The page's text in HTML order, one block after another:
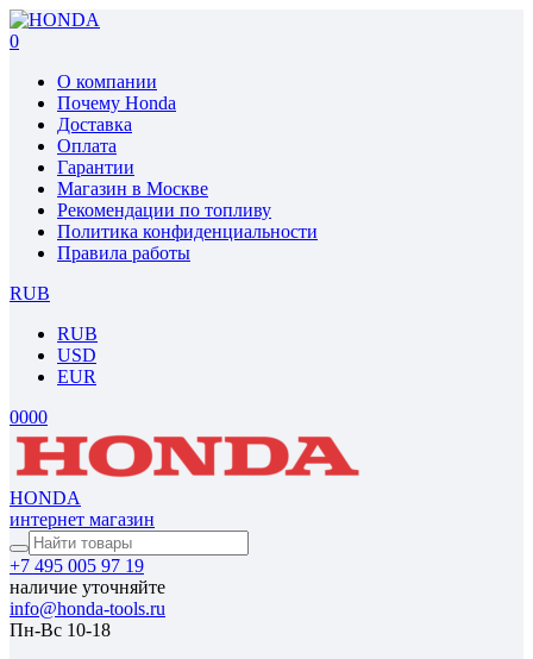
0
О компании
Почему Honda
Доставка
Оплата
Гарантии
Магазин в Москве
Рекомендации по топливу
Политика конфиденциальности
Правила работы
RUB
RUB
USD
EUR
0000
HONDA
интернет магазин
+7 495 005 97 19
наличие уточняйте
info@honda-tools.ru
Пн-Вс 10-18